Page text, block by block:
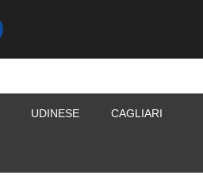
UDINESE CAGLIARI